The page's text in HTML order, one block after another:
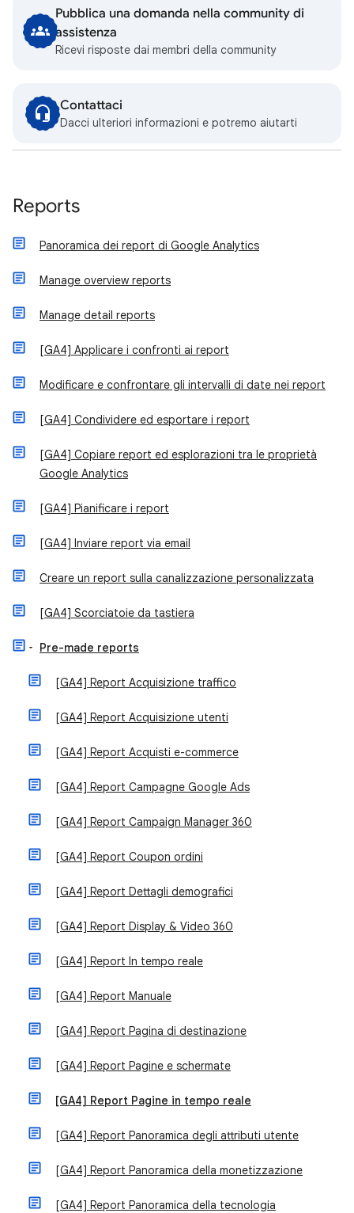
Pubblica una domanda nella community di
assistenza
Ricevi risposte dai membri della community
Contattaci
Dacci ulteriori informazioni e potremo aiutarti
Reports
Panoramica dei report di Google Analytics
Manage overview reports
Manage detail reports
[GA4] Applicare i confronti ai report
Modificare e confrontare gli intervalli di date nei report
[GA4] Condividere ed esportare i report
[GA4] Copiare report ed esplorazioni tra le proprietà
Google Analytics
[GA4] Pianificare i report
[GA4] Inviare report via email
Creare un report sulla canalizzazione personalizzata
[GA4] Scorciatoie da tastiera
Pre-made reports
[GA4] Report Acquisizione traffico
[GA4] Report Acquisizione utenti
[GA4] Report Acquisti e-commerce
[GA4] Report Campagne Google Ads
[GA4] Report Campaign Manager 360
[GA4] Report Coupon ordini
[GA4] Report Dettagli demografici
[GA4] Report Display & Video 360
[GA4] Report In tempo reale
[GA4] Report Manuale
[GA4] Report Pagina di destinazione
[GA4] Report Pagine e schermate
[GA4] Report Pagine in tempo reale
[GA4] Report Panoramica degli attributi utente
[GA4] Report Panoramica della monetizzazione
[GA4] Report Panoramica della tecnologia